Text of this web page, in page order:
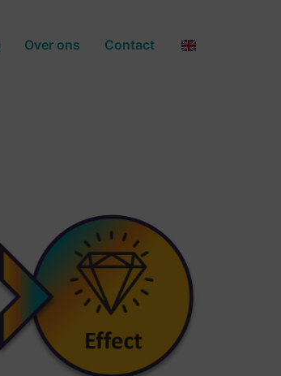
Over ons Contact